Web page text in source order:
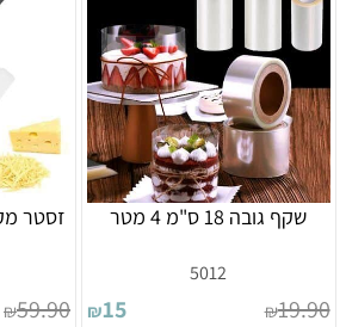
שקף גובה 18 ס"מ 4 מטר
5012
₪19.90
₪15
₪59.90